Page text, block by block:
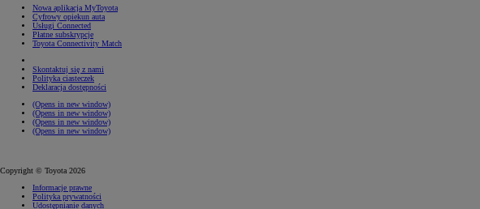
Nowa aplikacja MyToyota
Cyfrowy opiekun auta
Usługi Connected
Płatne subskrypcje
Toyota Connectivity Match
Skontaktuj się z nami
Polityka ciasteczek
Deklaracja dostępności
(Opens in new window)
(Opens in new window)
(Opens in new window)
(Opens in new window)
Copyright © Toyota 2026
Informacje prawne
Polityka prywatności
Udostępnianie danych